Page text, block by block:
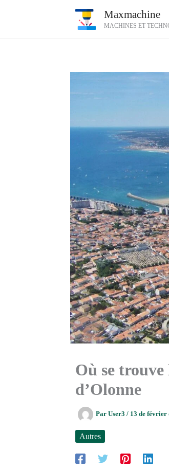
Maxmachine
MACHINES ET
Où se
d’Olonne
Par User3 / 13 de février
Autres